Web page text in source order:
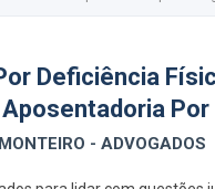
Deficiência
- ADVOGADOS